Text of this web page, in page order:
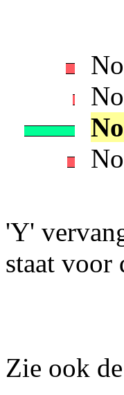
'Y'
staat voor
Zie ook